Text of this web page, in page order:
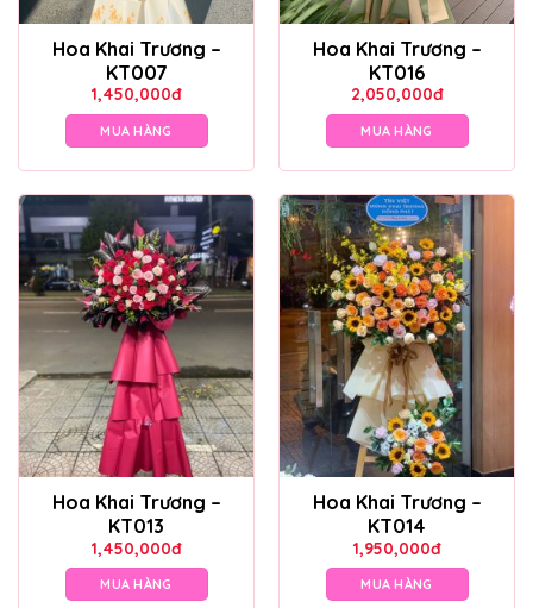
Hoa Khai Trương –
KT007
1,450,000đ
MUA HÀNG
Hoa Khai Trương –
KT016
2,050,000đ
MUA HÀNG
Hoa Khai Trương –
KT013
1,450,000đ
MUA HÀNG
Hoa Khai Trương –
KT014
1,950,000đ
MUA HÀNG